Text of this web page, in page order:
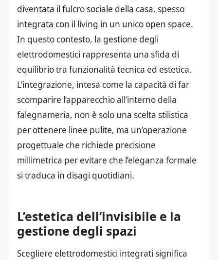
diventata il fulcro sociale della casa, spesso
integrata con il living in un unico open space.
In questo contesto, la gestione degli
elettrodomestici rappresenta una sfida di
equilibrio tra funzionalità tecnica ed estetica.
L’integrazione, intesa come la capacità di far
scomparire l’apparecchio all’interno della
falegnameria, non è solo una scelta stilistica
per ottenere linee pulite, ma un’operazione
progettuale che richiede precisione
millimetrica per evitare che l’eleganza formale
si traduca in disagi quotidiani.
L’estetica dell’invisibile e la
gestione degli spazi
Scegliere elettrodomestici integrati significa